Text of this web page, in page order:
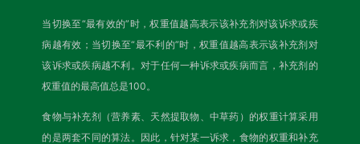
当切换至“最有效的”时，权重值越高表示该补充剂对该诉求或疾
病越有效；当切换至“最不利的”时，权重值越高表示该补充剂对
该诉求或疾病越不利。对于任何一种诉求或疾病而言，补充剂的
权重值的最高值总是100。
食物与补充剂（营养素、天然提取物、中草药）的权重计算采用
的是两套不同的算法。因此，针对某一诉求，食物的权重和补充